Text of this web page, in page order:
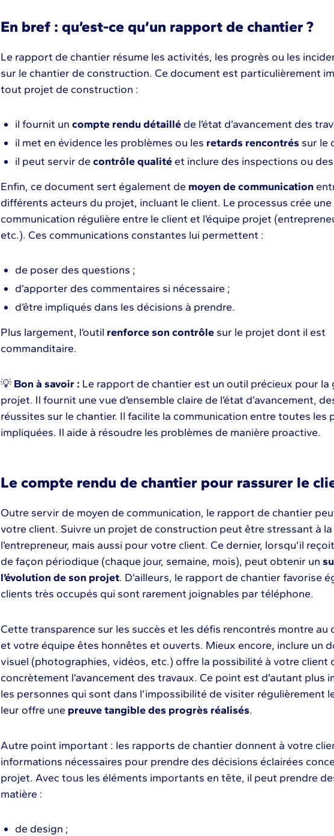
En bref : qu’est-ce qu’un rapport de chantier ?
Le rapport de chantier résume les activités, les progrès ou les
sur le chantier de construction. Ce document est particulièrement
tout projet de construction :
il fournit un compte rendu détailléde l’état d’avancement des
il met en évidence les problèmes ou les retards rencontrés sur le
il peut servir de contrôle qualité et inclure des inspections ou
Enfin, ce document sert également de moyen de communication
différents acteurs du projet, incluant le client. Le processus crée une
communication régulière entre le client et l’équipe projet
etc.). Ces communications constantes lui permettent :
de poser des questions ;
d’apporter des commentaires si nécessaire ;
d’être impliqués dans les décisions à prendre.
Plus largement, l’outil renforce son contrôlesur le projet dont il est
commanditaire.
💡 Bon à savoir : Le rapport de chantier est un outil précieux pour la
projet. Il fournit une vue d’ensemble claire de l’état d’avancement,
réussites sur le chantier. Il facilite la communication entre toutes les
impliquées. Il aide à résoudre les problèmes de manière proactive.
Le compte rendu de chantier pour rassurer le
Outre servir de moyen de communication, le rapport de chantier
votre client. Suivre un projet de construction peut être stressant à la
l’entrepreneur, mais aussi pour votre client. Ce dernier, lorsqu’il
de façon périodique (chaque jour, semaine, mois), peut obtenir un
l’évolution de son projet. D’ailleurs, le rapport de chantier favorise
clients très occupés qui sont rarement joignables par téléphone.
Cette transparence sur les succès et les défis rencontrés montre au
et votre équipe êtes honnêtes et ouverts. Mieux encore, inclure un
visuel (photographies, vidéos, etc.) offre la possibilité à votre client
concrètement l’avancement des travaux. Ce point est d’autant plus
les personnes qui sont dans l’impossibilité de visiter régulièrement
leur offre une preuve tangible des progrès réalisés.
Autre point important : les rapports de chantier donnent à votre
informations nécessaires pour prendre des décisions éclairées
projet. Avec tous les éléments importants en tête, il peut prendre
matière :
de design ;